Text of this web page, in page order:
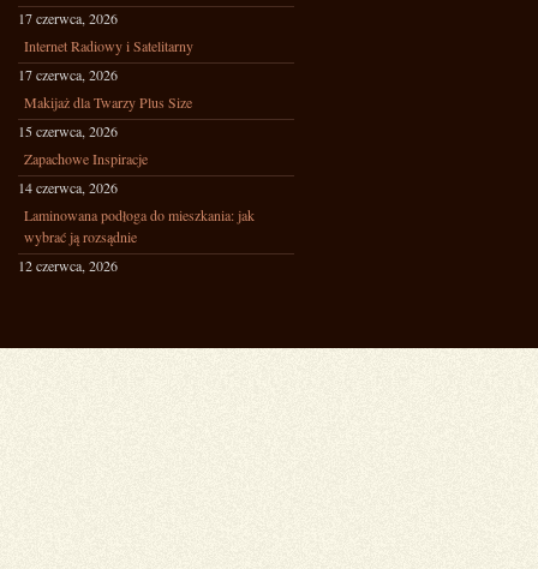
17 czerwca, 2026
Internet Radiowy i Satelitarny
17 czerwca, 2026
Makijaż dla Twarzy Plus Size
15 czerwca, 2026
Zapachowe Inspiracje
14 czerwca, 2026
Laminowana podłoga do mieszkania: jak
wybrać ją rozsądnie
12 czerwca, 2026